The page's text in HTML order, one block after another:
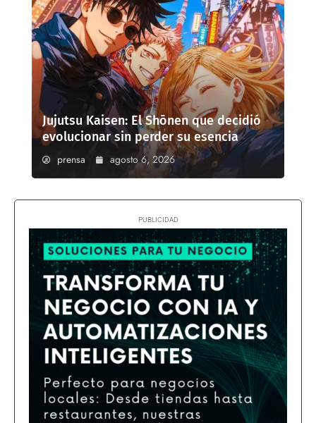
Jujutsu Kaisen: El Shōnen que decidió
evolucionar sin perder su esencia
prensa agosto 6, 2026